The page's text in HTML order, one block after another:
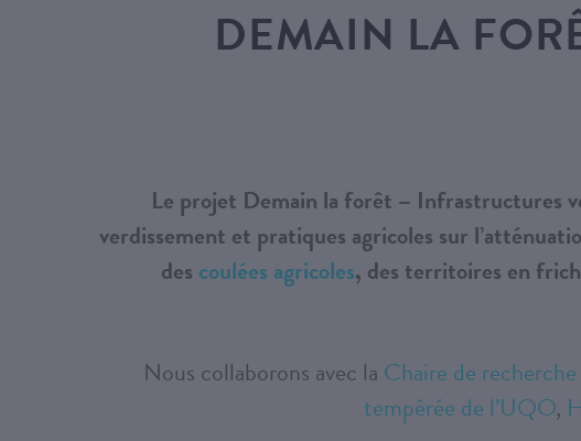
DEMAIN LA
Le projet Demain la forêt – Infrastructures
verdissement et pratiques agricoles sur
des coulées agricoles, des territoires en
Nous collaborons avec la Chaire de
tempérée de l’UQO,